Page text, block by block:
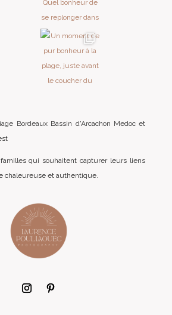
Bordeaux Bassin d'Arcachon Medoc et
qui souhaitent capturer leurs liens
chaleureuse et authentique.